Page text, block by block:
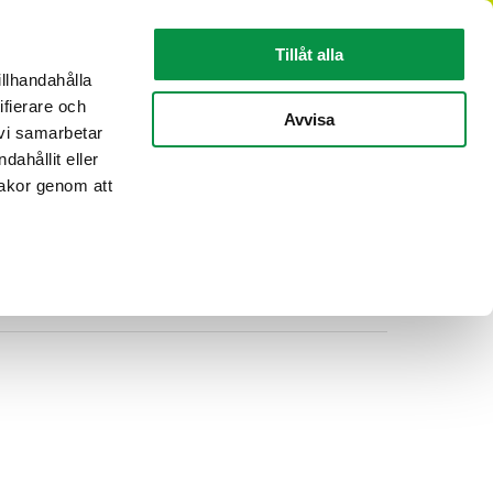
och
samarbetar
eller
genom att
Tillåt alla
Avvisa
SV
KABELINFORMATION OM REKA